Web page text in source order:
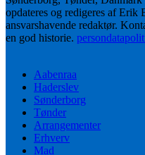
opdateres og redigeres af Erik
ansvarshavende redaktør.
en god historie.
Aabenraa
Haderslev
Sønderborg
Tønder
Arrangementer
Erhverv
Mad